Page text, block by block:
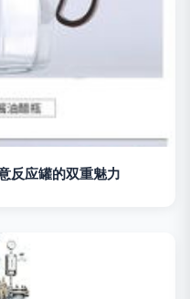
反应罐的双重魅力